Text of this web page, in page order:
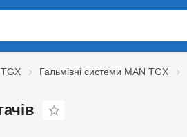
Гальмівні системи MAN TGX